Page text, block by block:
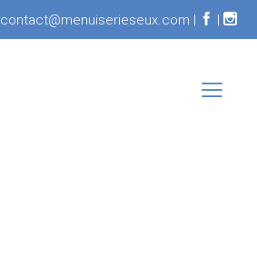
contact@menuiserieseux.com | |